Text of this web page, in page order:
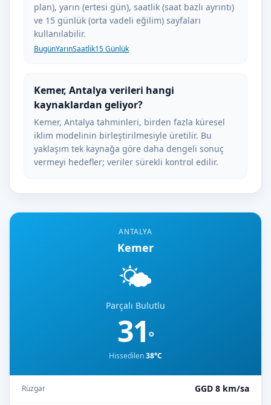
ANTALYA
Kemer
🌤️
Parçalı Bulutlu
31°
Hissedilen38°C
Rüzgar GGD 8 km/sa
plan), yarın (ertesi gün), saatlik (saat bazlı ayrıntı)
ve 15 günlük (orta vadeli eğilim) sayfaları
kullanılabilir.
BugünYarınSaatlik15 Günlük
Kemer, Antalya verileri hangi
kaynaklardan geliyor?
Kemer, Antalya tahminleri, birden fazla küresel
iklim modelinin birleştirilmesiyle üretilir. Bu
yaklaşım tek kaynağa göre daha dengeli sonuç
vermeyi hedefler; veriler sürekli kontrol edilir.